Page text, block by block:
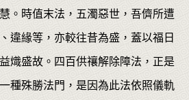
。時值末法，五濁惡世，吾儕所遭
違緣等，亦較往昔為盛，蓋以福日
熾盛故。四百供禳解除障法，正是
種殊勝法門，是因為此法依照儀軌